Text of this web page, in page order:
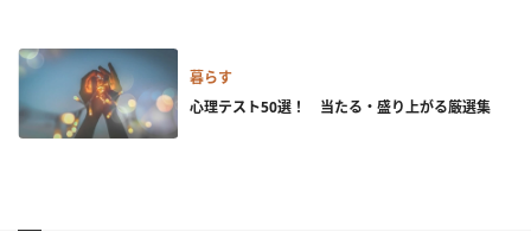
暮らす
心理テスト50選！ 当たる・盛り上がる厳選集